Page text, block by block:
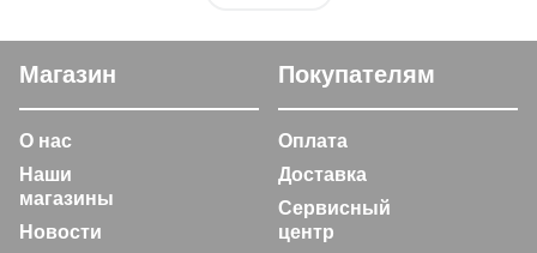
Магазин
О нас
Наши
магазины
Новости
Покупателям
Оплата
Доставка
Сервисный
центр